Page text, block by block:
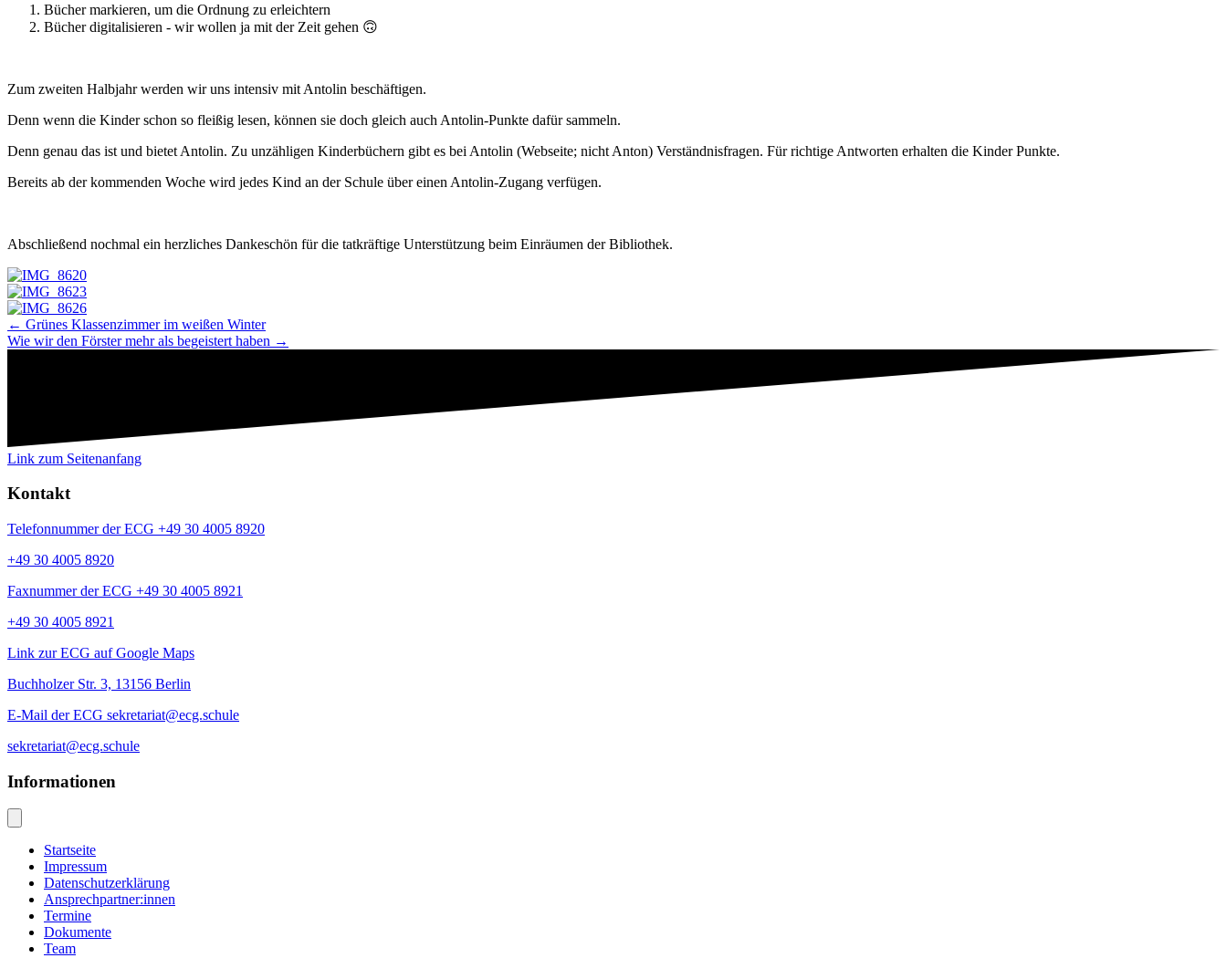
Bücher markieren, um die Ordnung zu erleichtern
Bücher digitalisieren - wir wollen ja mit der Zeit gehen 🙃
Zum zweiten Halbjahr werden wir uns intensiv mit Antolin beschäftigen.
Denn wenn die Kinder schon so fleißig lesen, können sie doch gleich auch Antolin-Punkte dafür sammeln.
Denn genau das ist und bietet Antolin. Zu unzähligen Kinderbüchern gibt es bei Antolin (Webseite; nicht Anton) Verständnisfragen. Für richtige Antworten erhalten die Kinder Punkte.
Bereits ab der kommenden Woche wird jedes Kind an der Schule über einen Antolin-Zugang verfügen.
Abschließend nochmal ein herzliches Dankeschön für die tatkräftige Unterstützung beim Einräumen der Bibliothek.
Navigation
Beiträge
← Grünes Klassenzimmer im weißen Winter
Wie wir den Förster mehr als begeistert haben →
Link zum Seitenanfang
Kontakt
Telefonnummer der ECG +49 30 4005 8920
+49 30 4005 8920
Faxnummer der ECG +49 30 4005 8921
+49 30 4005 8921
Link zur ECG auf Google Maps
Buchholzer Str. 3, 13156 Berlin
E-Mail der ECG sekretariat@ecg.schule
sekretariat@ecg.schule
Informationen
Startseite
Impressum
Datenschutzerklärung
Ansprechpartner:innen
Termine
Dokumente
Team